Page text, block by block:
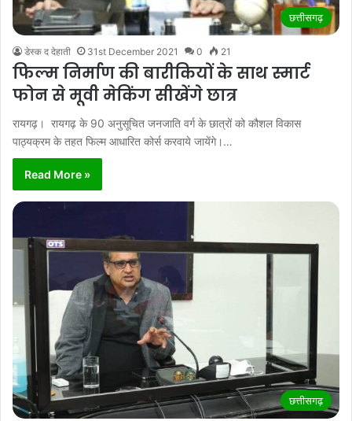
छत्तीसगढ़
डेस्क द देहाती 31st December 2021 0 21
फिल्म निर्माण की बारीकियों के साथ स्मार्ट
फोन से मूवी मेकिंग सीखेंगे छात्र
रायगढ़। रायगढ़ के 90 अनुसूचित जनजाति वर्ग के छात्रों को कौशल विकास
पाठ्यक्रम के तहत फिल्म आधारित कोर्स करवाये जायेंगे।…
Read More »
छत्तीसगढ़